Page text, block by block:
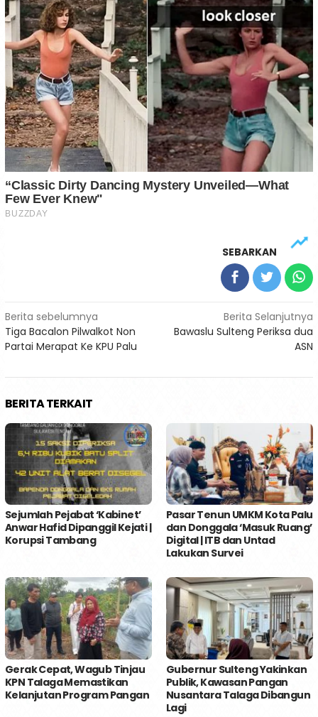
SEBARKAN
Navigasi
pos
Berita sebelumnya
Tiga Bacalon Pilwalkot Non
Partai Merapat Ke KPU Palu
Berita Selanjutnya
Bawaslu Sulteng Periksa dua
ASN
BERITA TERKAIT
Sejumlah Pejabat ‘Kabinet’
Anwar Hafid Dipanggil Kejati |
Korupsi Tambang
Pasar Tenun UMKM Kota Palu
dan Donggala ‘Masuk Ruang’
Digital | ITB dan Untad
Lakukan Survei
Gerak Cepat, Wagub Tinjau
KPN Talaga Memastikan
Kelanjutan Program Pangan
Gubernur Sulteng Yakinkan
Publik, Kawasan Pangan
Nusantara Talaga Dibangun
Lagi